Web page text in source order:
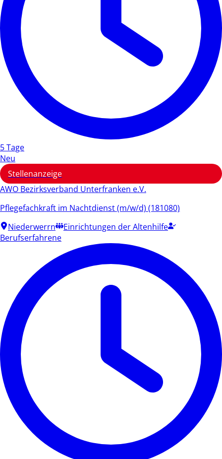
5 Tage
Neu
Stellenanzeige
AWO Bezirksverband Unterfranken e.V.
Pflegefachkraft im Nachtdienst (m/w/d) (181080)
Niederwerrn
Einrichtungen der Altenhilfe
Berufserfahrene